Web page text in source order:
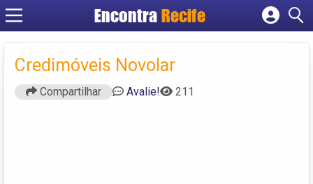
Encontra Recife
Cadastrar empresa
Criar conta
Credimóveis Novolar
Compartilhar Avalie! 211